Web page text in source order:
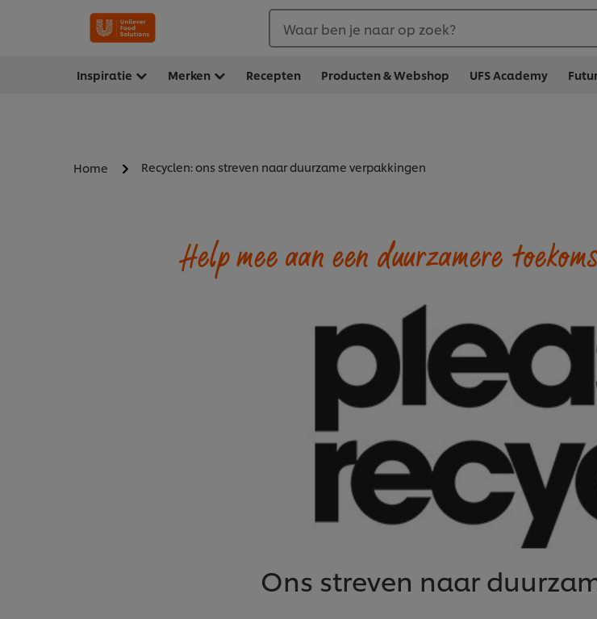
Waar ben je naar op zoek?
Inspiratie Merken Recepten Producten & Webshop UFS Academy
Home Recyclen: ons streven naar duurzame verpakkingen
Help mee aan een duurzamere
Ons streven naar